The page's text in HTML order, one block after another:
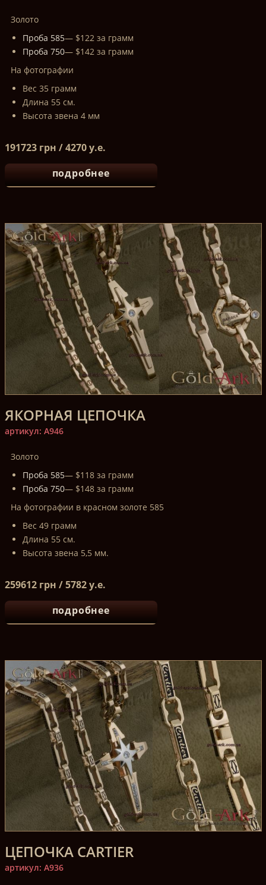
Золото
Проба 585— $122 за грамм
Проба 750— $142 за грамм
На фотографии
Вес 35 грамм
Длина 55 см.
Высота звена 4 мм
191723 грн / 4270 у.е.
подробнее
ЯКОРНАЯ ЦЕПОЧКА
артикул: A946
Золото
Проба 585— $118 за грамм
Проба 750— $148 за грамм
На фотографии в красном золоте 585
Вес 49 грамм
Длина 55 см.
Высота звена 5,5 мм.
259612 грн / 5782 у.е.
подробнее
ЦЕПОЧКА CARTIER
артикул: A936